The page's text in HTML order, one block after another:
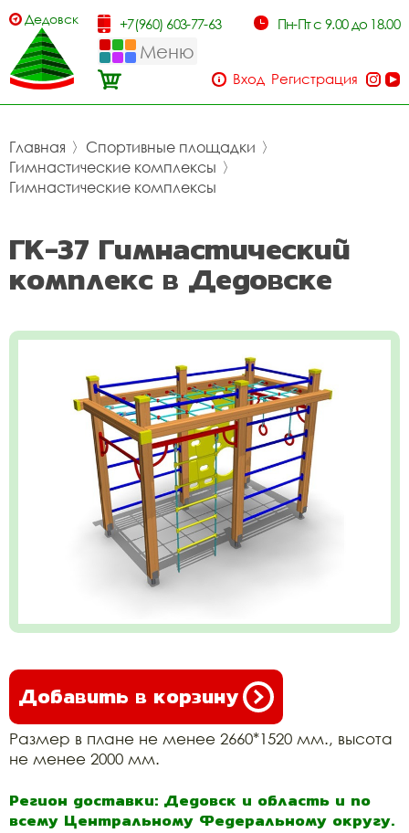
Дедовск +7(960) 603-77-63 Пн-Пт с 9.00 до 18.00
Меню
Вход Регистрация
Главная 〉 Спортивные площадки 〉
Гимнастические комплексы 〉
Гимнастические комплексы
ГК-37 Гимнастический
комплекс в Дедовске
Добавить в корзину
Размер в плане не менее 2660*1520 мм., высота
не менее 2000 мм.
Регион доставки: Дедовск и область и по
всему Центральному Федеральному округу.